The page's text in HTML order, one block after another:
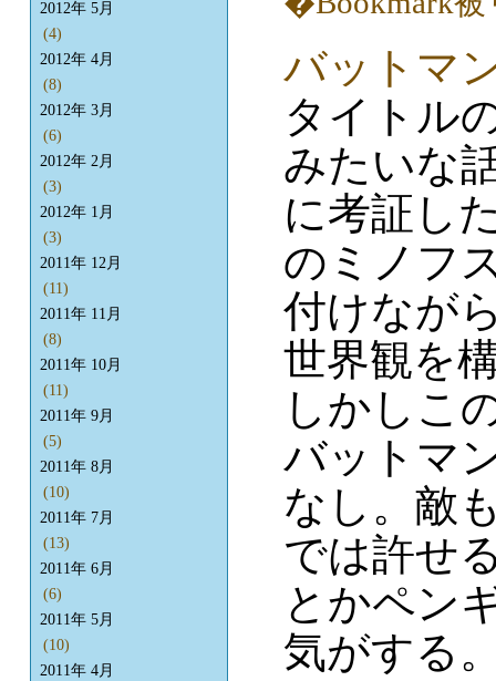
バットマ
タイトル
みたいな
に考証し
のミノフ
付けなが
世界観を
しかしこ
バットマ
なし。敵
では許せ
とかペン
気がする
2012年 5月
(4)
2012年 4月
(8)
2012年 3月
(6)
2012年 2月
(3)
2012年 1月
(3)
2011年 12月
(11)
2011年 11月
(8)
2011年 10月
(11)
2011年 9月
(5)
2011年 8月
(10)
2011年 7月
(13)
2011年 6月
(6)
2011年 5月
(10)
2011年 4月